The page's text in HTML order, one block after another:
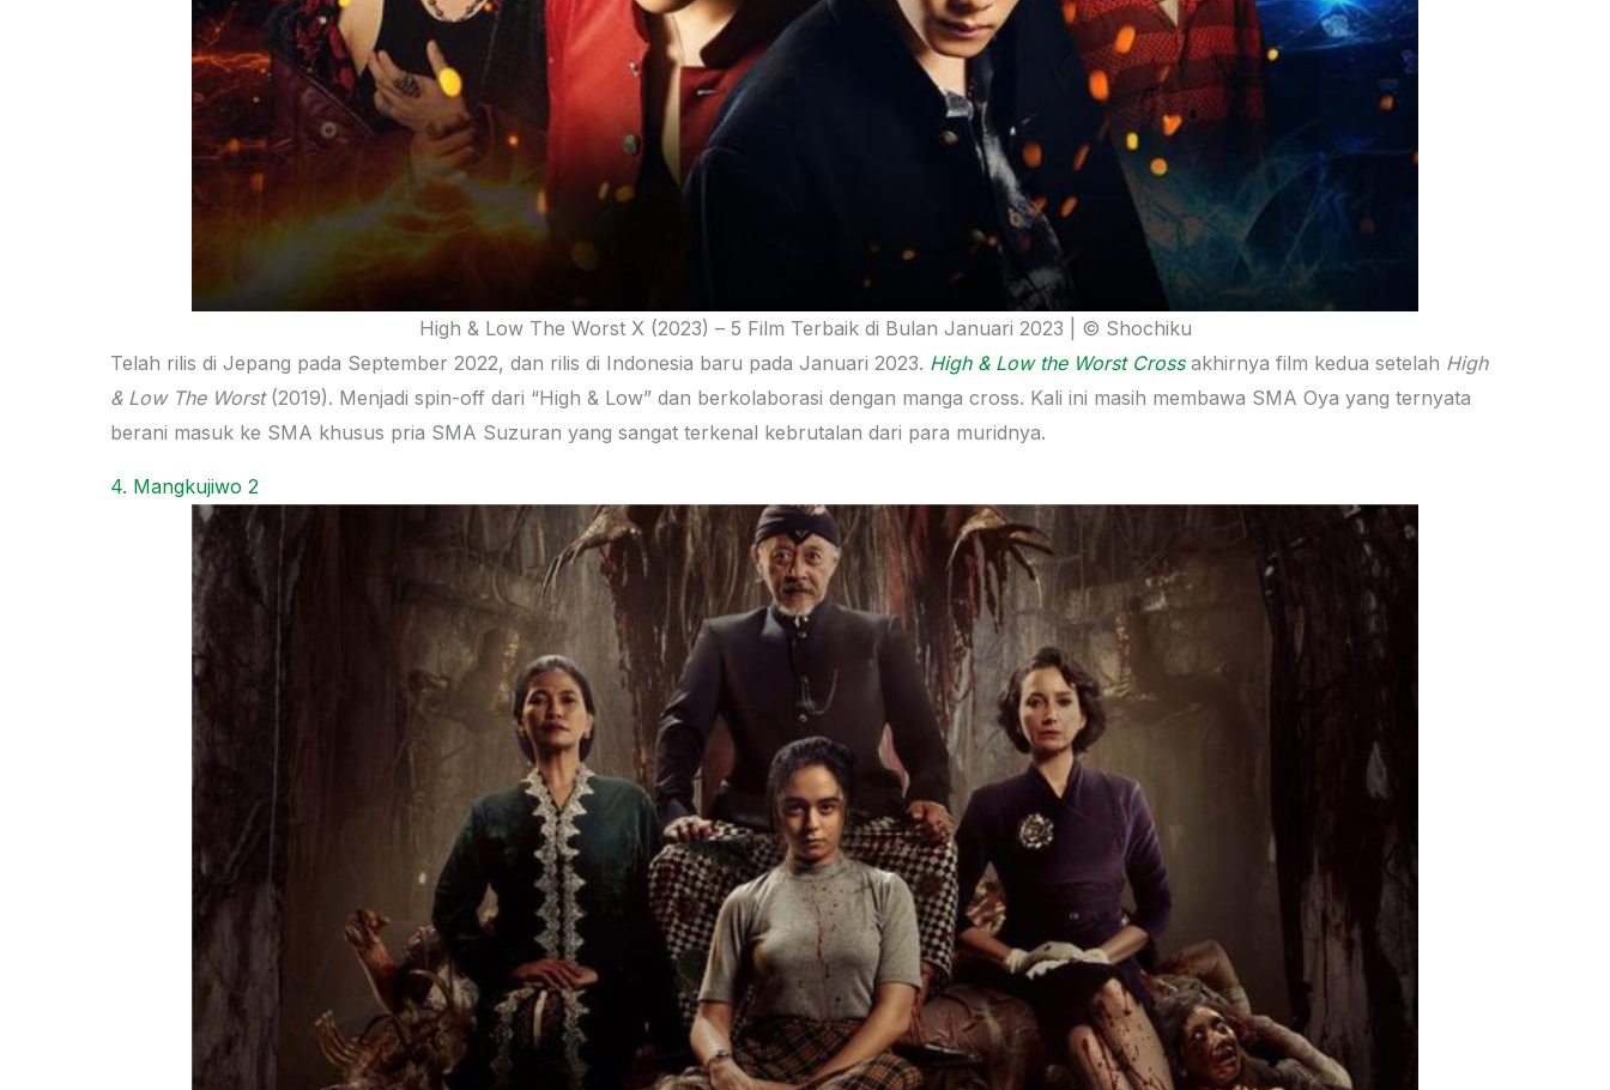
High & Low The Worst X (2023) – 5 Film Terbaik di Bulan Januari 2023 | © Shochiku
Telah rilis di Jepang pada September 2022, dan rilis di Indonesia baru pada Januari 2023. High & Low the Worst Crossakhirnya film kedua setelah High
& Low The Worst (2019). Menjadi spin-off dari “High & Low” dan berkolaborasi dengan manga cross. Kali ini masih membawa SMA Oya yang ternyata
berani masuk ke SMA khusus pria SMA Suzuran yang sangat terkenal kebrutalan dari para muridnya.
4. Mangkujiwo 2